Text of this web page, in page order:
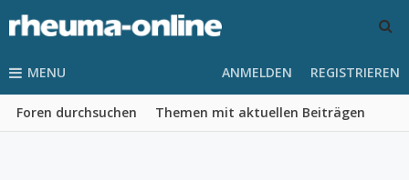
MENU
Foren durchsuchen Themen mit aktuellen Beiträgen
ANMELDEN REGISTRIEREN